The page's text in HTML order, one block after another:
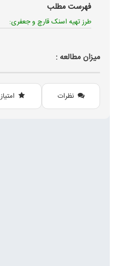
فهرست مطلب
طرز تهیه اسنک قارچ و جعفری:
میزان مطالعه :
نظرات امتیاز